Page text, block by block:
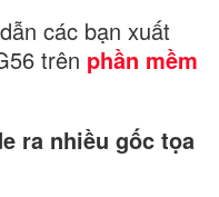
các bạn xuất
trên phần mềm
ra nhiều gốc tọa